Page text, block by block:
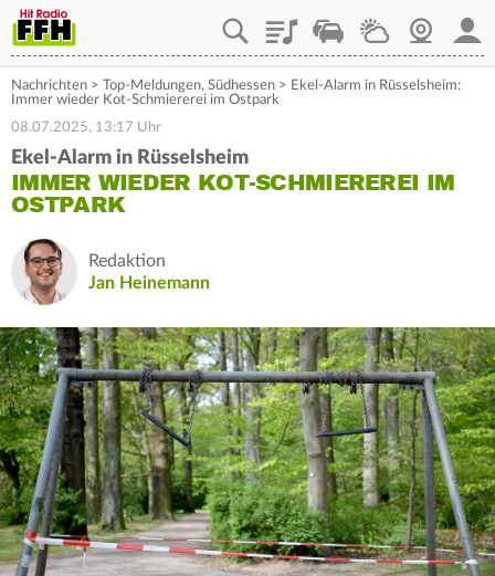
PlaylistStaupilotWetterWebcam
Nachrichten > Top-Meldungen, Südhessen > Ekel-Alarm in Rüsselsheim:
Immer wieder Kot-Schmiererei im Ostpark
08.07.2025, 13:17 Uhr
Ekel-Alarm in Rüsselsheim
IMMER WIEDER KOT-SCHMIEREREI IM
OSTPARK
Redaktion
Jan Heinemann